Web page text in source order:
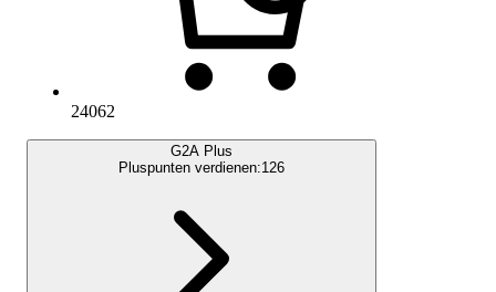
24062
G2A Plus
Pluspunten verdienen:126